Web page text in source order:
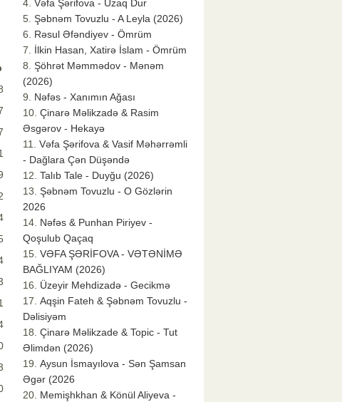
Vəfa Şərifova - Uzaq Dur
Şəbnəm Tovuzlu - A Leyla (2026)
Rəsul Əfəndiyev - Ömrüm
İlkin Hasan, Xatirə İslam - Ömrüm
Şöhrət Məmmədov - Mənəm
(2026)
Nəfəs - Xanımın Ağası
Çinarə Məlikzadə & Rasim
Əsgərov - Hekayə
Vəfa Şərifova & Vasif Məhərrəmli
- Dağlara Çən Düşəndə
Talıb Tale - Duyğu (2026)
Şəbnəm Tovuzlu - O Gözlərin
2026
Nəfəs & Punhan Piriyev -
Qoşulub Qaçaq
VƏFA ŞƏRİFOVA - VƏTƏNİMƏ
BAĞLIYAM (2026)
Üzeyir Mehdizadə - Gecikmə
Aqşin Fateh & Şəbnəm Tovuzlu -
Dəlisiyəm
Çinarə Məlikzade & Topic - Tut
Əlimdən (2026)
Aysun İsmayılova - Sən Şamsan
Əgər (2026
Memişhkhan & Könül Aliyeva -